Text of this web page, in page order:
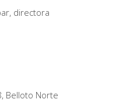
directora
Belloto Norte